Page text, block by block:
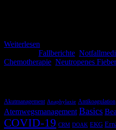
Weiterlesen
Fallberichte
Chemotherapie Neutropenes Fieber
Akutmanagement Anaphylaxie Antikoagulation
Atemwegsmanagement Basics
COVID-19 CRM DOAK EKG